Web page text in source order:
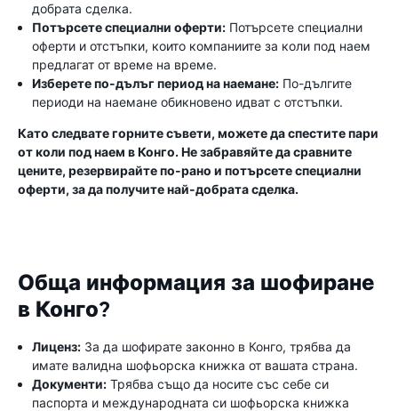
добрата сделка.
Потърсете специални оферти: Потърсете специални
оферти и отстъпки, които компаниите за коли под наем
предлагат от време на време.
Изберете по-дълъг период на наемане: По-дългите
периоди на наемане обикновено идват с отстъпки.
Като следвате горните съвети, можете да спестите пари
от коли под наем в Конго. Не забравяйте да сравните
цените, резервирайте по-рано и потърсете специални
оферти, за да получите най-добрата сделка.
Обща информация за шофиране
в Конго?
Лиценз: За да шофирате законно в Конго, трябва да
имате валидна шофьорска книжка от вашата страна.
Документи: Трябва също да носите със себе си
паспорта и международната си шофьорска книжка